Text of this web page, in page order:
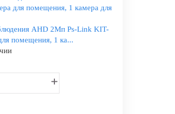
AHD 2Мп Ps-Link KIT-
помещения, 1 ка...